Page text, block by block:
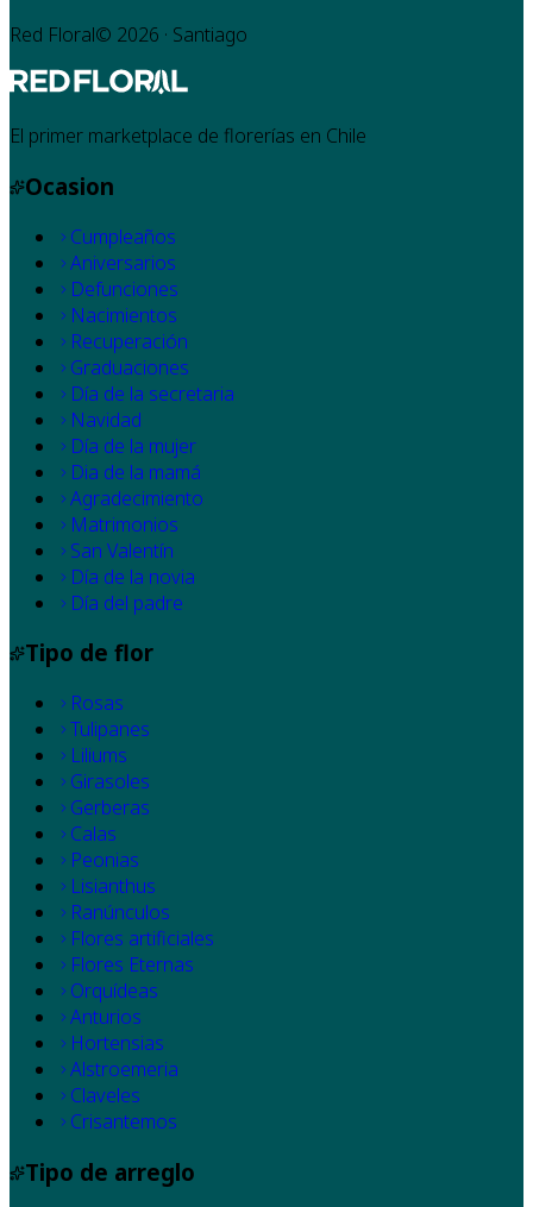
Red Floral© 2026 · Santiago
El primer marketplace de florerías en Chile
Ocasion
Cumpleaños
Aniversarios
Defunciones
Nacimientos
Recuperación
Graduaciones
Día de la secretaria
Navidad
Día de la mujer
Dia de la mamá
Agradecimiento
Matrimonios
San Valentín
Día de la novia
Día del padre
Tipo de flor
Rosas
Tulipanes
Liliums
Girasoles
Gerberas
Calas
Peonias
Lisianthus
Ranúnculos
Flores artificiales
Flores Eternas
Orquídeas
Anturios
Hortensias
Alstroemeria
Claveles
Crisantemos
Tipo de arreglo